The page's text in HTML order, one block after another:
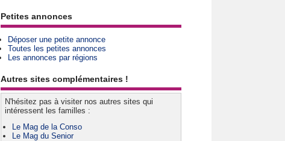
Petites annonces
Déposer une petite annonce
Toutes les petites annonces
Les annonces par régions
Autres sites complémentaires !
N'hésitez pas à visiter nos autres sites qui
intéressent les familles :
Le Mag de la Conso
Le Mag du Senior